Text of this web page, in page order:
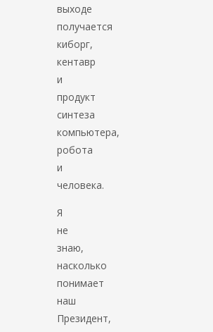
выходе
получается
киборг,
кентавр
и
продукт
синтеза
компьютера,
робота
и
человека.
Я
не
знаю,
насколько
понимает
наш
Президент,